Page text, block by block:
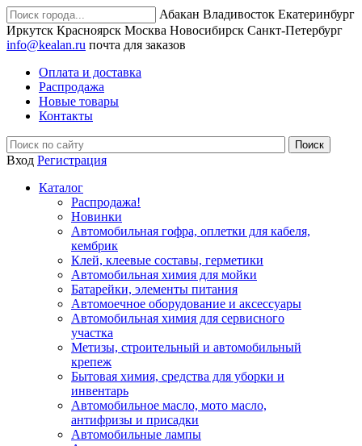
Абакан Владивосток Екатеринбург
Иркутск Красноярск Москва Новосибирск Санкт-Петербург
info@kealan.ru почта для заказов
Оплата и доставка
Распродажа
Новые товары
Контакты
Вход Регистрация
Каталог
Распродажа!
Новинки
Автомобильная гофра, оплетки для кабеля,
кембрик
Клей, клеевые составы, герметики
Автомобильная химия для мойки
Батарейки, элементы питания
Автомоечное оборудование и аксессуары
Автомобильная химия для сервисного
участка
Метизы, строительный и автомобильный
крепеж
Бытовая химия, средства для уборки и
инвентарь
Автомобильное масло, мото масло,
антифризы и присадки
Автомобильные лампы